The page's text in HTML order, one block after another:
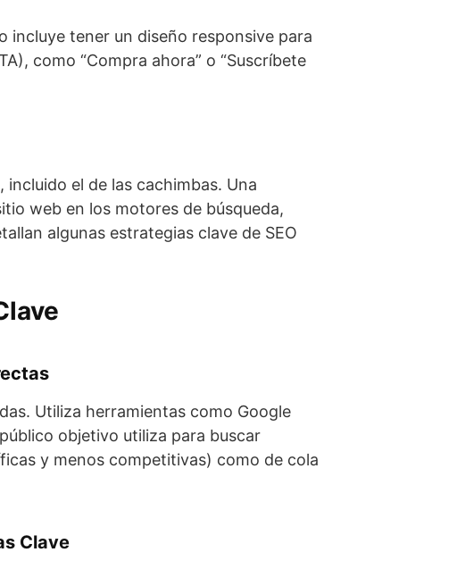
incluye tener un diseño responsive para
como “Compra ahora” o “Suscríbete
el de las cachimbas. Una
web en los motores de búsqueda,
algunas estrategias clave de SEO
Utiliza herramientas como Google
objetivo utiliza para buscar
y menos competitivas) como de cola
Clave